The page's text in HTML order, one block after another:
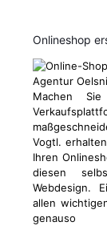
Onlineshop
Machen
Vogtl.
Ihren
diesen
Webdesign.
allen
genauso